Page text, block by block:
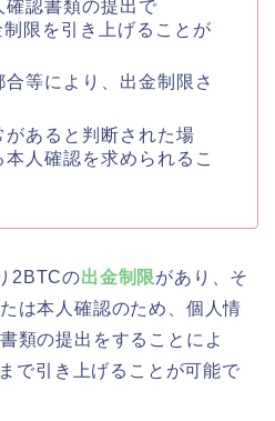
確認書類の提出で
限を引き上げることが
等により、出金制限さ
があると判断された場
人確認を求められるこ
2BTCの出金制限があり、そ
は本人確認のため、個人情
類の提出をすることによ
まで引き上げることが可能で